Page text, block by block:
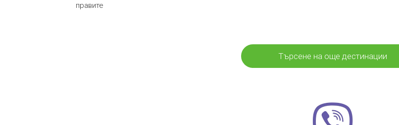
правите
Търсене на още дестинации